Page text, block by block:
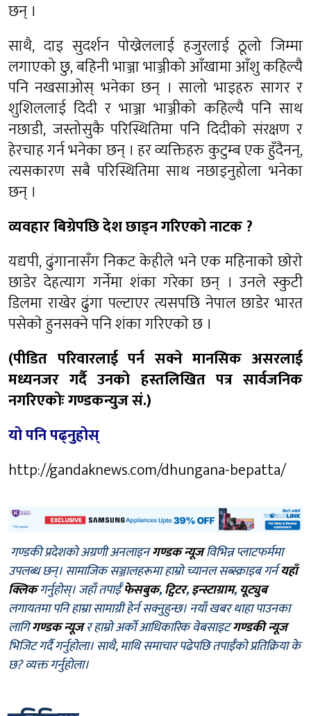
छन् ।
साथै, दाइ सुदर्शन पोख्रेललाई हजुरलाई ठूलो जिम्मा
लगाएको छु, बहिनी भाञ्जा भाञ्जीको आँखामा आँशु कहिल्यै
पनि नखसाओस् भनेका छन् । सालो भाइहरु सागर र
शुशिललाई दिदी र भाञ्जा भाञ्जीको कहिल्यै पनि साथ
नछाडी, जस्तोसुकै परिस्थितिमा पनि दिदीको संरक्षण र
हेरचाह गर्न भनेका छन् । हर व्यक्तिहरु कुटुम्ब एक हुँदैनन्,
त्यसकारण सबै परिस्थितिमा साथ नछाड्नुहोला भनेका
छन् ।
व्यवहार बिग्रेपछि देश छाड्न गरिएकाे नाटक ?
यद्यपी, ढुंगानासँग निकट केहीले भने एक महिनाकाे छाेराे
छाडेर देहत्याग गर्नेमा शंका गरेका छन् । उनले स्कुटी
डिलमा राखेर ढुंगा पल्टाएर त्यसपछि नेपाल छाडेर भारत
पसेकाे हुनसक्ने पनि शंका गरिएकाे छ ।
(पीडित परिवारलाई पर्न सक्ने मानसिक असरलाई
मध्यनजर गर्दै उनको हस्तलिखित पत्र सार्वजनिक
नगरिएकोः गण्डकन्युज सं.)
यो पनि पढ्नुहोस्
http://gandaknews.com/dhungana-bepatta/
गण्डकी प्रदेशको अग्रणी अनलाइनगण्डक न्यूजविभिन्न प्लाटफर्ममा
उपलब्ध छन्। सामाजिक सञ्जालहरूमा हाम्रो च्यानल सब्स्क्राइब गर्नयहाँ
क्लिकगर्नुहोस्। जहाँ तपाईँफेसबुक,ट्विटर,इन्स्टाग्राम, यूट्युब
लगायतमा पनि हाम्रा सामाग्री हेर्न सक्नुहुन्छ। नयाँ खबर थाहा पाउनका
लागिगण्डक न्यूजर हाम्रो अर्को आधिकारिक वेबसाइटगण्डकी न्यूज
भिजिट गर्दै गर्नुहोला। साथै, माथि समाचार पढेपछि तपाईँको प्रतिक्रिया के
छ? व्यक्त गर्नुहोला।